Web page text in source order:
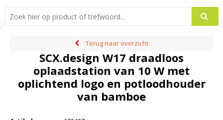
Terug naar overzicht
SCX.design W17 draadloos
oplaadstation van 10 W met
oplichtend logo en potloodhouder
van bamboe